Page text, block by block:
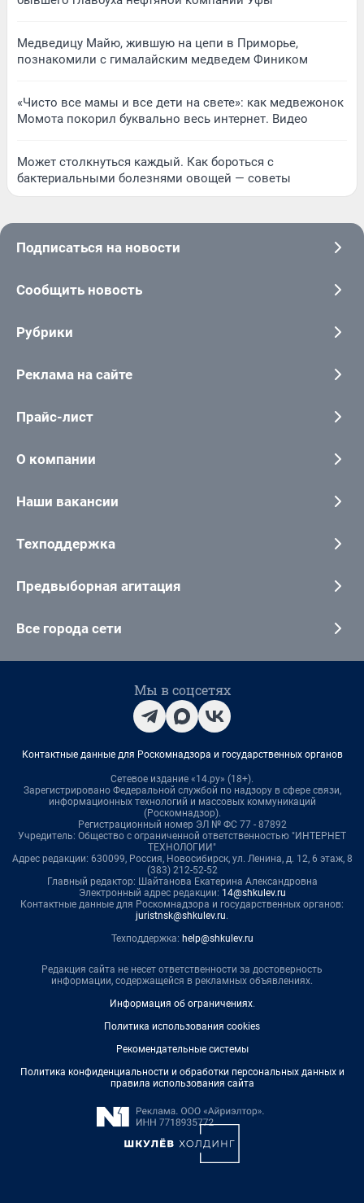
Медведицу Майю, жившую на цепи в Приморье,
познакомили с гималайским медведем Фиником
«Чисто все мамы и все дети на свете»: как медвежонок
Момота покорил буквально весь интернет. Видео
Может столкнуться каждый. Как бороться с
бактериальными болезнями овощей — советы
Подписаться на новости
Сообщить новость
Рубрики
Реклама на сайте
Прайс-лист
О компании
Наши вакансии
Техподдержка
Предвыборная агитация
Все города сети
Мы в соцсетях
Контактные данные для Роскомнадзора и государственных органов
Сетевое издание «14.ру» (18+).
Зарегистрировано Федеральной службой по надзору в сфере связи,
информационных технологий и массовых коммуникаций
(Роскомнадзор).
Регистрационный номер ЭЛ № ФС 77 - 87892
Учредитель: Общество с ограниченной ответственностью "ИНТЕРНЕТ
ТЕХНОЛОГИИ"
Адрес редакции: 630099, Россия, Новосибирск, ул. Ленина, д. 12, 6 этаж, 8
(383) 212-52-52
Главный редактор: Шайтанова Екатерина Александровна
Электронный адрес редакции: 14@shkulev.ru
Контактные данные для Роскомнадзора и государственных органов:
juristnsk@shkulev.ru.
Техподдержка: help@shkulev.ru
Редакция сайта не несет ответственности за достоверность
информации, содержащейся в рекламных объявлениях.
Информация об ограничениях.
Политика использования cookies
Рекомендательные системы
Политика конфиденциальности и обработки персональных данных и
правила использования сайта